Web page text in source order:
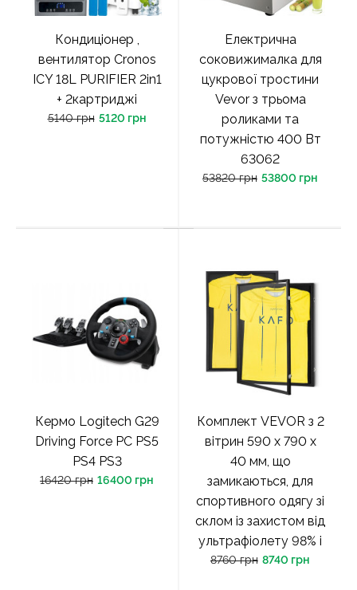
Кондиціонер ,
вентилятор Cronos
ICY 18L PURIFIER 2in1
+ 2картриджі
5140 грн 5120 грн
Електрична
соковижималка для
цукрової тростини
Vevor з трьома
роликами та
потужністю 400 Вт
63062
53820 грн 53800 грн
Кермо Logitech G29
Driving Force PC PS5
PS4 PS3
16420 грн 16400 грн
Комплект VEVOR з 2
вітрин 590 x 790 x
40 мм, що
замикаються, для
спортивного одягу зі
склом із захистом від
ультрафіолету 98% і
8760 грн 8740 грн